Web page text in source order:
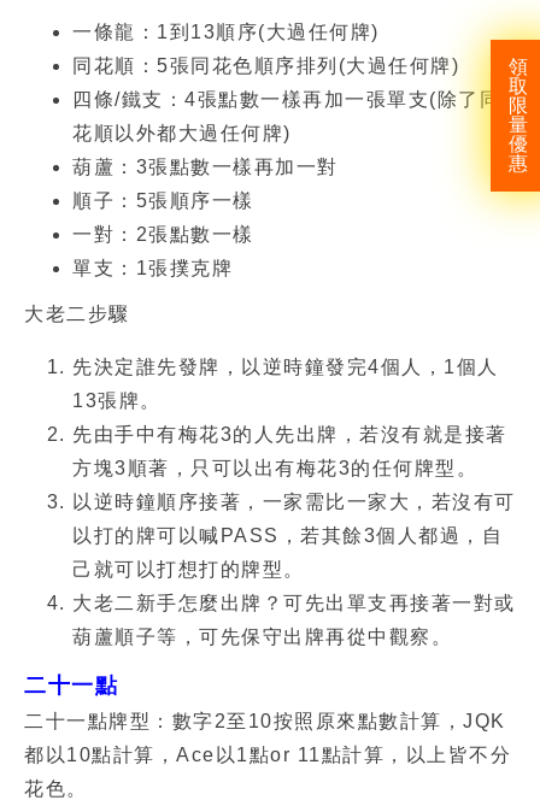
領
取
限
量
優
惠
一條龍：1到13順序(大過任何牌)
同花順：5張同花色順序排列(大過任何牌)
四條/鐵支：4張點數一樣再加一張單支(除了同
花順以外都大過任何牌)
葫蘆：3張點數一樣再加一對
順子：5張順序一樣
一對：2張點數一樣
單支：1張撲克牌
大老二步驟
先決定誰先發牌，以逆時鐘發完4個人，1個人
13張牌。
先由手中有梅花3的人先出牌，若沒有就是接著
方塊3順著，只可以出有梅花3的任何牌型。
以逆時鐘順序接著，一家需比一家大，若沒有可
以打的牌可以喊PASS，若其餘3個人都過，自
己就可以打想打的牌型。
大老二新手怎麼出牌？可先出單支再接著一對或
葫蘆順子等，可先保守出牌再從中觀察。
二十一點
二十一點牌型：數字2至10按照原來點數計算，JQK
都以10點計算，Ace以1點or 11點計算，以上皆不分
花色。